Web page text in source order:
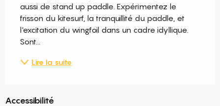
aussi de stand up paddle. Expérimentez le
frisson du kitesurf, la tranquillité du paddle, et
l'excitation du wingfoil dans un cadre idyllique.
Sont...
Lire la suite
Accessibilité